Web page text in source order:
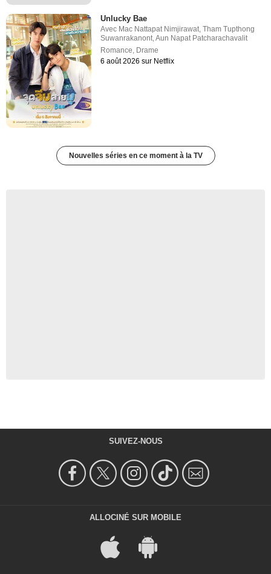
Unlucky Bae
Avec Mac Nattapat Nimjirawat,Tham Tupthong
Suwanrakanont,Aun Napat Patcharachavalit
Romance, Drame
6 août 2026 sur Netflix
Nouvelles séries en ce moment à la TV
SUIVEZ-NOUS
ALLOCINÉ SUR MOBILE